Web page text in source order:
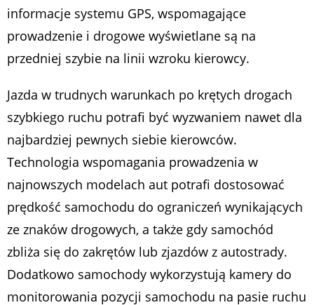
informacje systemu GPS, wspomagające
prowadzenie i drogowe wyświetlane są na
przedniej szybie na linii wzroku kierowcy.
Jazda w trudnych warunkach po krętych drogach
szybkiego ruchu potrafi być wyzwaniem nawet dla
najbardziej pewnych siebie kierowców.
Technologia wspomagania prowadzenia w
najnowszych modelach aut potrafi dostosować
prędkość samochodu do ograniczeń wynikających
ze znaków drogowych, a także gdy samochód
zbliża się do zakrętów lub zjazdów z autostrady.
Dodatkowo samochody wykorzystują kamery do
monitorowania pozycji samochodu na pasie ruchu